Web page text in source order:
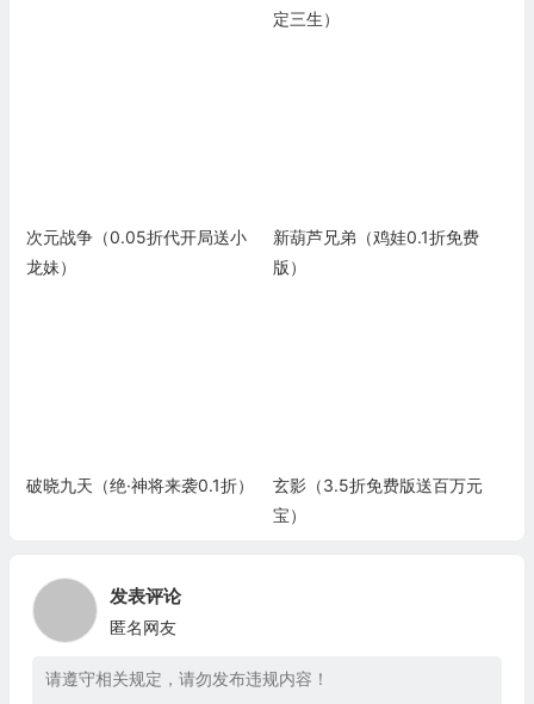
定三生）
次元战争（0.05折代开局送小
龙妹）
新葫芦兄弟（鸡娃0.1折免费
版）
破晓九天（绝·神将来袭0.1折）
玄影（3.5折免费版送百万元
宝）
发表评论
匿名网友